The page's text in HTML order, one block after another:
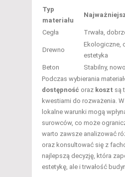
Typ
materiału
Cegła Trwała,
Drewno
Ekologiczne,
estetyka
Beton Stabilny,
Podczas wybierania
dostępność oraz koszt są
kwestiami do rozważenia.
lokalne warunki mogą
surowców, co może
warto zawsze analizować
oraz konsultować się z
najlepszą decyzję, która
estetykę, ale i trwałość